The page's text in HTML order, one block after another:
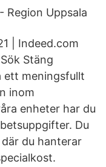
Region Uppsala
| Indeed.com
Stäng
ett meningsfullt
inom
enheter har du
Du
du hanterar